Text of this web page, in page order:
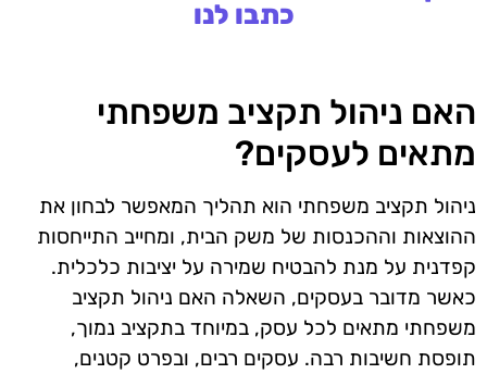
כתבו לנו
האם ניהול תקציב משפחתי
מתאים לעסקים?
ניהול תקציב משפחתי הוא תהליך המאפשר לבחון את
ההוצאות וההכנסות של משק הבית, ומחייב התייחסות
קפדנית על מנת להבטיח שמירה על יציבות כלכלית.
כאשר מדובר בעסקים, השאלה האם ניהול תקציב
משפחתי מתאים לכל עסק, במיוחד בתקציב נמוך,
תופסת חשיבות רבה. עסקים רבים, ובפרט קטנים,